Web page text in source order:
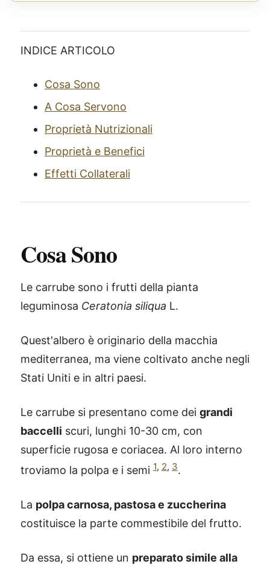
INDICE ARTICOLO
Cosa Sono
A Cosa Servono
Proprietà Nutrizionali
Proprietà e Benefici
Effetti Collaterali
Cosa Sono
Le carrube sono i frutti della pianta
leguminosa Ceratonia siliqua L.
Quest'albero è originario della macchia
mediterranea, ma viene coltivato anche negli
Stati Uniti e in altri paesi.
Le carrube si presentano come dei grandi
baccelli scuri, lunghi 10-30 cm, con
superficie rugosa e coriacea. Al loro interno
troviamo la polpa e i semi 1, 2, 3.
La polpa carnosa, pastosa e zuccherina
costituisce la parte commestibile del frutto.
Da essa, si ottiene un preparato simile alla